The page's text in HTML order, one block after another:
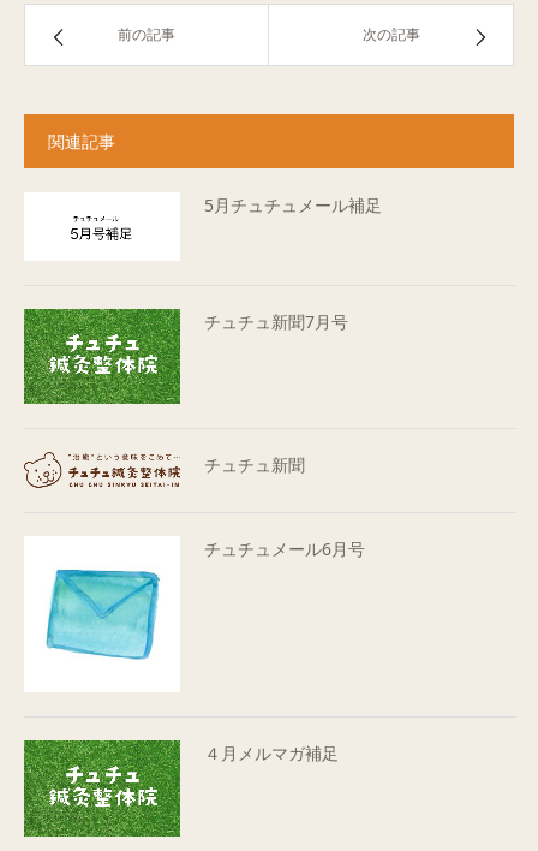
前の記事 次の記事
関連記事
5月チュチュメール補足
チュチュ新聞7月号
チュチュ新聞
チュチュメール6月号
４月メルマガ補足